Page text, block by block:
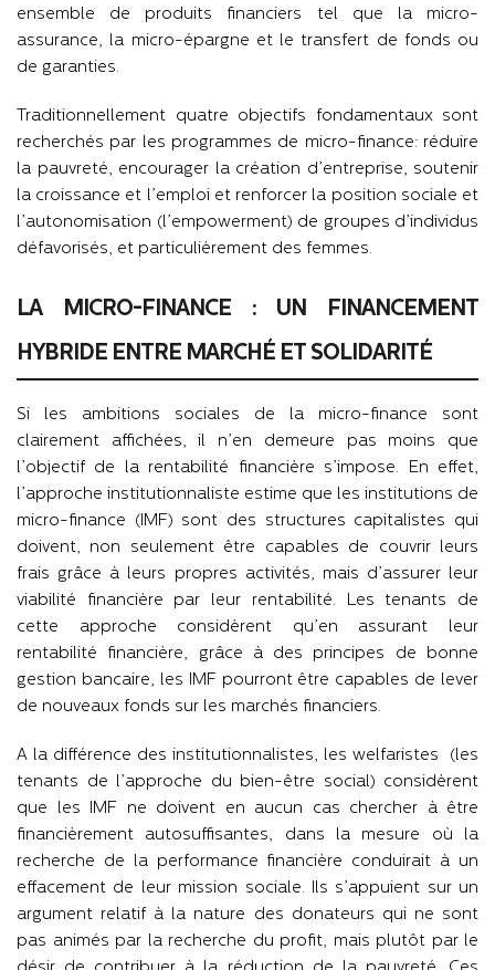
ensemble de produits financiers tel que la micro-
assurance, la micro-épargne et le transfert de fonds ou
de garanties.
Traditionnellement quatre objectifs fondamentaux sont
recherchés par les programmes de micro-finance: réduire
la pauvreté, encourager la création d’entreprise, soutenir
la croissance et l’emploi et renforcer la position sociale et
l’autonomisation (l’empowerment) de groupes d’individus
défavorisés, et particulièrement des femmes.
LA MICRO-FINANCE : UN FINANCEMENT
HYBRIDE ENTRE MARCHÉ ET SOLIDARITÉ
Si les ambitions sociales de la micro-finance sont
clairement affichées, il n’en demeure pas moins que
l’objectif de la rentabilité financière s’impose. En effet,
l’approche institutionnaliste estime que les institutions de
micro-finance (IMF) sont des structures capitalistes qui
doivent, non seulement être capables de couvrir leurs
frais grâce à leurs propres activités, mais d’assurer leur
viabilité financière par leur rentabilité. Les tenants de
cette approche considèrent qu’en assurant leur
rentabilité financière, grâce à des principes de bonne
gestion bancaire, les IMF pourront être capables de lever
de nouveaux fonds sur les marchés financiers.
A la différence des institutionnalistes, les welfaristes (les
tenants de l’approche du bien-être social) considèrent
que les IMF ne doivent en aucun cas chercher à être
financièrement autosuffisantes, dans la mesure où la
recherche de la performance financière conduirait à un
effacement de leur mission sociale. Ils s’appuient sur un
argument relatif à la nature des donateurs qui ne sont
pas animés par la recherche du profit, mais plutôt par le